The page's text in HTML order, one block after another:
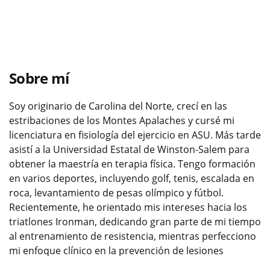
Sobre mí
Soy originario de Carolina del Norte, crecí en las
estribaciones de los Montes Apalaches y cursé mi
licenciatura en fisiología del ejercicio en ASU. Más tarde
asistí a la Universidad Estatal de Winston-Salem para
obtener la maestría en terapia física. Tengo formación
en varios deportes, incluyendo golf, tenis, escalada en
roca, levantamiento de pesas olímpico y fútbol.
Recientemente, he orientado mis intereses hacia los
triatlones Ironman, dedicando gran parte de mi tiempo
al entrenamiento de resistencia, mientras perfecciono
mi enfoque clínico en la prevención de lesiones